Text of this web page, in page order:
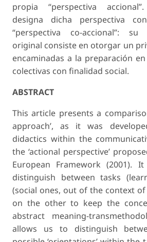
propia “perspectiva
designa dicha perspectiva
“perspectiva co-accional”:
original consiste en otorgar un
encaminadas a la preparación
colectivas con finalidad social.
ABSTRACT
This article presents a
approach’, as it was
didactics within the
the ‘actional perspective’
European Framework (2001).
distinguish between tasks
(social ones, out of the context
on the other to keep the
abstract meaning-
allows us to distinguish